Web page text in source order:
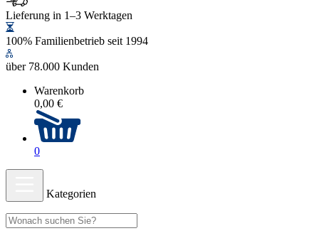
Lieferung in 1–3 Werktagen
100% Familienbetrieb seit 1994
über 78.000 Kunden
Warenkorb
0,00 €
0
Kategorien